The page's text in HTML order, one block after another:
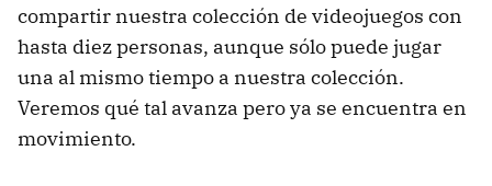
compartir nuestra colección de videojuegos con
hasta diez personas, aunque sólo puede jugar
una al mismo tiempo a nuestra colección.
Veremos qué tal avanza pero ya se encuentra en
movimiento.